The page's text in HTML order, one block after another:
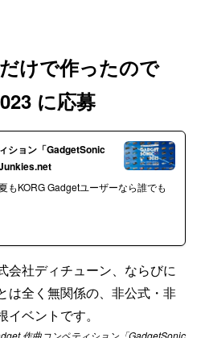
けで作ったので
に応募
ション「GadgetSonic
もKORG Gadgetユーザーなら誰でも
会社ディチューン、ならびに
は全く無関係の、非公式・非
ベントです。
作曲コンペティション「GadgetSonic